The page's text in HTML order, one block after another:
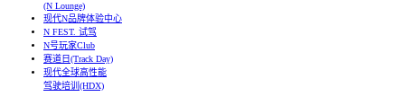
(N Lounge)
现代N品牌体验中心
N FEST. 试驾
N号玩家Club
赛道日(Track Day)
现代全球高性能
驾驶培训(HDX)